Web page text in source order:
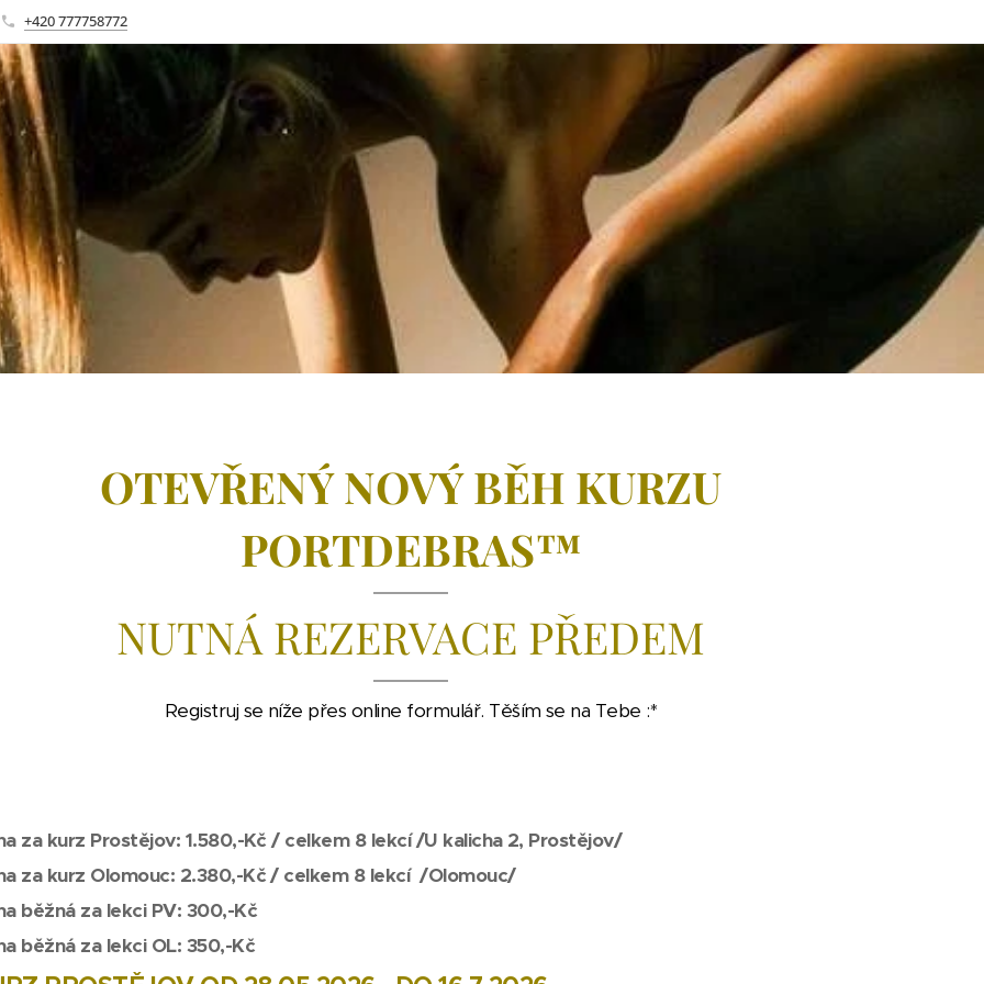
+420 777758772
OTEVŘENÝ NOVÝ BĚH KURZU
PORTDEBRAS™
NUTNÁ REZERVACE PŘEDEM
Registruj se níže přes online formulář. Těším se na Tebe :*
za kurz Prostějov: 1.580,-Kč / celkem 8 lekcí /U kalicha 2, Prostějov/
za kurz Olomouc: 2.380,-Kč / celkem 8 lekcí /Olomouc/
běžná za lekci PV: 300,-Kč
běžná za lekci OL: 350,-Kč